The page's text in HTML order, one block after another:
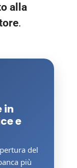
alla
.
in
e
del
più